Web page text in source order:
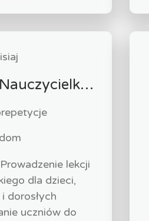
Nauczyciel / Nauczycielka języka angielskiego
lekcji
dla dzieci,
dorosłych
uczniów do